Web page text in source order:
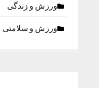
ورزش و زندگی
ورزش و سلامتی